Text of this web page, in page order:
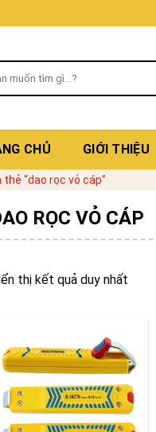
CHỦ GIỚI THIỆU
“dao rọc vỏ cáp”
RỌC VỎ CÁP
thị kết quả duy nhất